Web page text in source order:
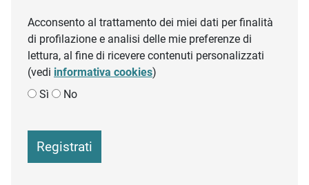
Acconsento al trattamento dei miei dati per finalità
di profilazione e analisi delle mie preferenze di
lettura, al fine di ricevere contenuti personalizzati
(vedi informativa cookies)
Sì
No
Registrati